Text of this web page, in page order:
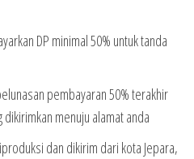
DP minimal 50% untuk tanda
pembayaran 50% terakhir
menuju alamat anda
dan dikirim dari kota Jepara,